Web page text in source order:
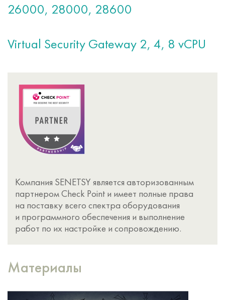
26000, 28000, 28600
Virtual Security Gateway 2, 4, 8 vCPU
Компания SENETSY является авторизованным
партнером Check Point и имеет полные права
на поставку всего спектра оборудования
и программного обеспечения и выполнение
работ по их настройке и сопровождению.
Материалы